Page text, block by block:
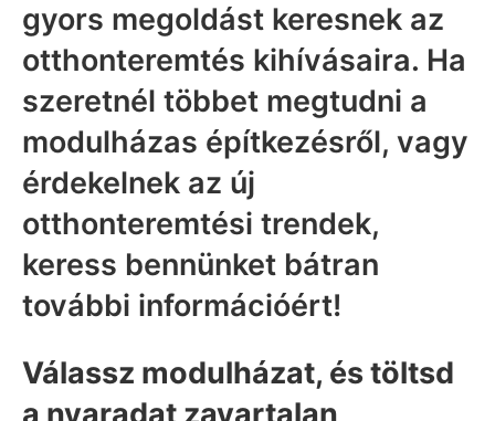
gyors megoldást keresnek az
otthonteremtés kihívásaira. Ha
szeretnél többet megtudni a
modulházas építkezésről, vagy
érdekelnek az új
otthonteremtési trendek,
keress bennünket bátran
további információért!
Válassz modulházat, és töltsd